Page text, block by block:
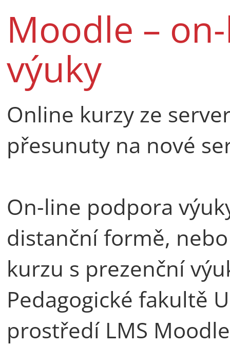
Moodle –
výuky
Online kurzy ze
přesunuty na nové
On-line podpora
distanční formě,
kurzu s prezenční
Pedagogické fakultě
prostředí LMS